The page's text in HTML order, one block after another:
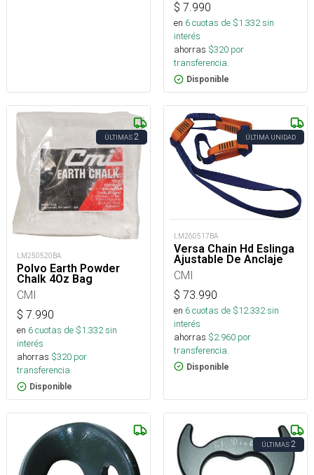
$ 7.990
en 6cuotas de $1.332sin
interés
ahorras $320 por
transferencia.
Disponible
ÚLTIMAS2
LM250520BA
Polvo Earth Powder
Chalk 4Oz Bag
CMI
$ 7.990
en 6cuotas de $1.332sin
interés
ahorras $320 por
transferencia.
Disponible
ÚLTIMA UNIDAD
LM260517BA
Versa Chain Hd Eslinga
Ajustable De Anclaje
CMI
$ 73.990
en 6cuotas de $12.332sin
interés
ahorras $2.960 por
transferencia.
Disponible
ÚLTIMAS2